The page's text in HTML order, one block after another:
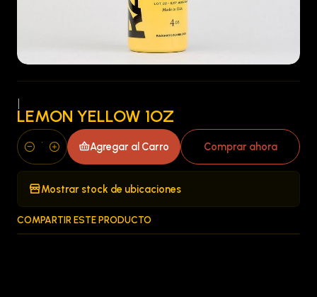
LEMON YELLOW 1OZ
Cantidad
Agregar al Carro Comprar ahora
Mostrar stock de ubicaciones
COMPARTIR ESTE PRODUCTO